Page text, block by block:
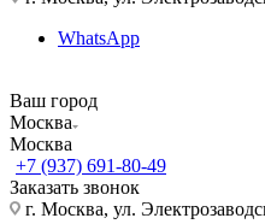
WhatsApp
Ваш город
Москва
Москва
+7 (937) 691-80-49
Заказать звонок
г. Москва, ул.